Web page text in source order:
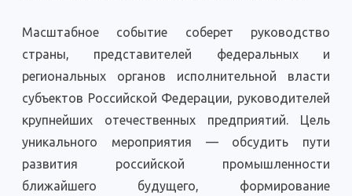
Масштабное событие соберет руководство
страны, представителей федеральных и
региональных органов исполнительной власти
субъектов Российской Федерации, руководителей
крупнейших отечественных предприятий. Цель
уникального мероприятия — обсудить пути
развития российской промышленности
ближайшего будущего, формирование